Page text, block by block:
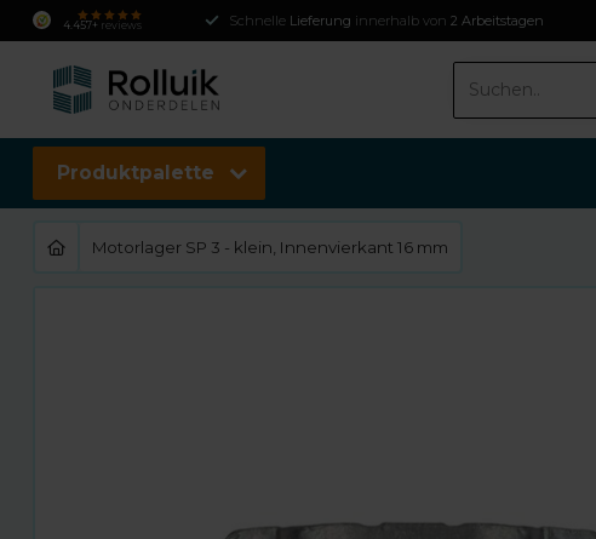
4.457+ reviews Schnelle Lieferung innerhalb von 2 Arbeitstagen
Produktpalette
Motorlager SP 3 - klein, Innenvierkant 16 mm